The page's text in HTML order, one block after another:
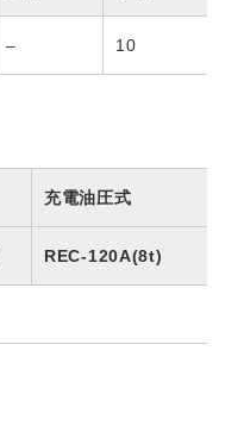
– 10
充電油圧式
REC-120A(8t)